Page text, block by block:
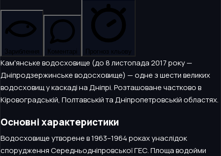
Зариблення Коментарі Прогноз кльову
Кам'янське водосховище (до 8 листопада 2017 року —
Дніпродзержинське водосховище) — одне з шести великих
водосховищ у каскаді на Дніпрі. Розташоване частково в
Кіровоградській, Полтавській та Дніпропетровській областях.
Основні характеристики
Водосховище утворене в 1963–1964 роках унаслідок
спорудження Середньодніпровської ГЕС. Площа водойми